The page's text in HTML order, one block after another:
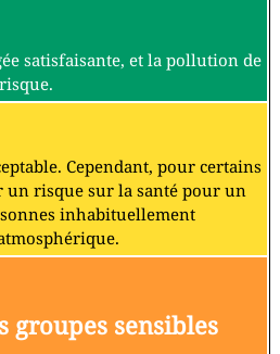
satisfaisante, et la pollution de
Cependant, pour certains
risque sur la santé pour un
inhabituellement
groupes sensibles